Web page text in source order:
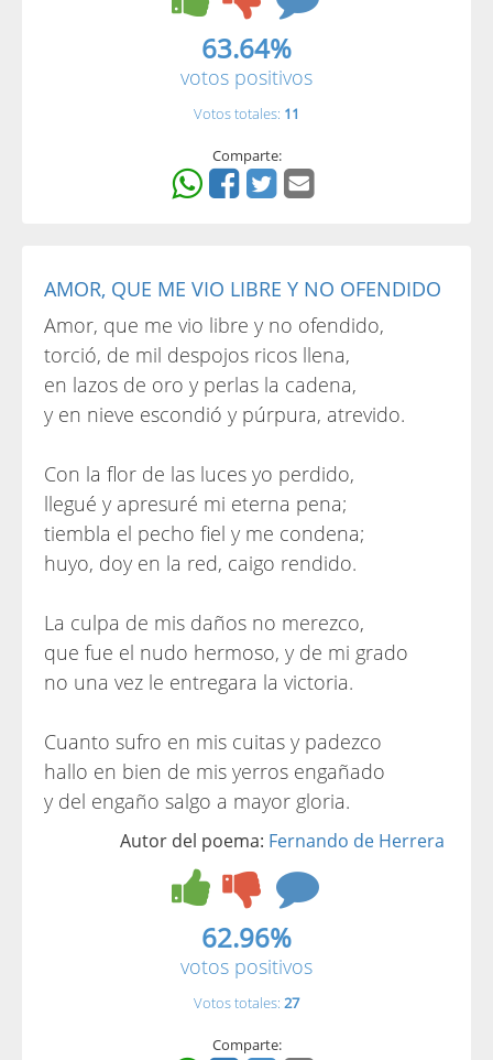
63.64%
votos positivos
Votos totales: 11
Comparte:
AMOR, QUE ME VIO LIBRE Y NO OFENDIDO
Amor, que me vio libre y no ofendido,
torció, de mil despojos ricos llena,
en lazos de oro y perlas la cadena,
y en nieve escondió y púrpura, atrevido.
Con la flor de las luces yo perdido,
llegué y apresuré mi eterna pena;
tiembla el pecho fiel y me condena;
huyo, doy en la red, caigo rendido.
La culpa de mis daños no merezco,
que fue el nudo hermoso, y de mi grado
no una vez le entregara la victoria.
Cuanto sufro en mis cuitas y padezco
hallo en bien de mis yerros engañado
y del engaño salgo a mayor gloria.
Autor del poema: Fernando de Herrera
62.96%
votos positivos
Votos totales: 27
Comparte: